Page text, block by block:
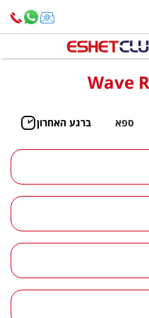
ספא ברגע האחרון